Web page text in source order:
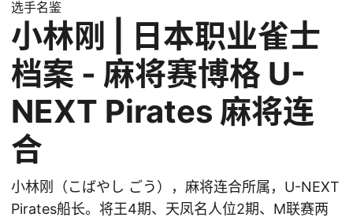
选手名鉴
小林刚 | 日本职业雀士
档案 - 麻将赛博格 U-
NEXT Pirates 麻将连
合
小林刚（こばやし ごう），麻将连合所属，U-NEXT
Pirates船长。将王4期、天凤名人位2期、M联赛两